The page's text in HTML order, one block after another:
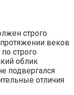
строго
веков
строго
облик
подвергался
отличия